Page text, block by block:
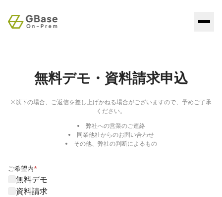
GBase on Prem
ソリューション
製造業
技術文書・社内ノウハウのAI活用
導入事例
導入の流れ
よくある質問
問い合わせ
無料デモ・資料請求申込
※以下の場合、ご返信を差し上げかねる場合がございますので、予めご了承
ください。
弊社への営業のご連絡
同業他社からのお問い合わせ
その他、弊社の判断によるもの
ご希望内*
無料デモ
資料請求